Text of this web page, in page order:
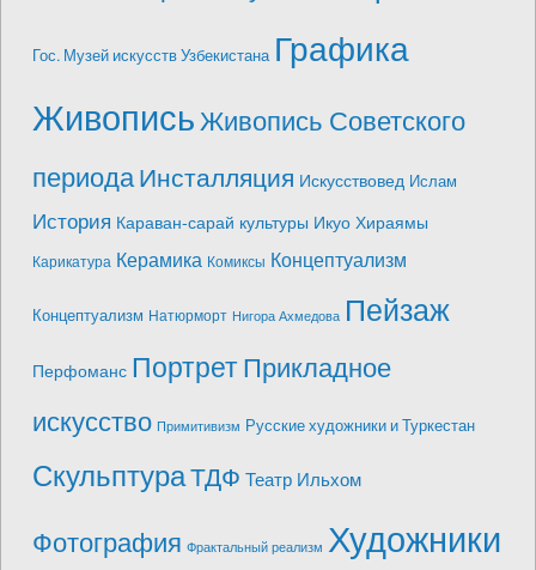
Гос. Музей искусств Узбекистана Графика
ЖивописьЖивопись Советского
периодаИнсталляция Искусствовед Ислам
История Караван-сарай культуры Икуо Хираямы
Карикатура Керамика Комиксы Концептуализм
Концептуализм Натюрморт Нигора Ахмедова Пейзаж
Перфоманс ПортретПрикладное
искусство Примитивизм Русские художники и Туркестан
СкульптураТДФ Театр Ильхом
Фотография Фрактальный реализм Художники